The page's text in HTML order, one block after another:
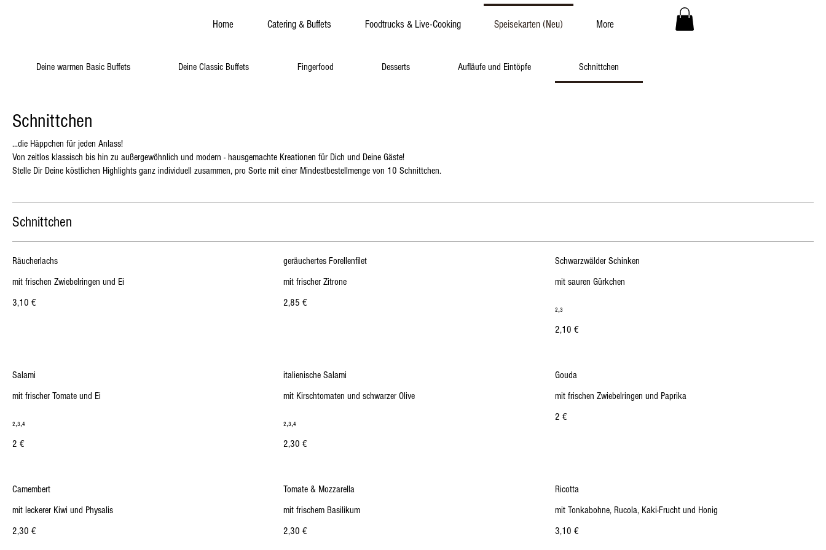
Home Catering & Buffets Foodtrucks & Live-Cooking Speisekarten (Neu) More
Deine warmen Basic Buffets Deine Classic Buffets Fingerfood Desserts Aufläufe und Eintöpfe Schnittchen
Schnittchen
...die Häppchen für jeden Anlass!
Von zeitlos klassisch bis hin zu außergewöhnlich und modern - hausgemachte Kreationen für Dich und Deine Gäste!
Stelle Dir Deine köstlichen Highlights ganz individuell zusammen, pro Sorte mit einer Mindestbestellmenge von 10 Schnittchen.
Schnittchen
Räucherlachs
mit frischen Zwiebelringen und Ei
3,10 €
geräuchertes Forellenfilet
mit frischer Zitrone
2,85 €
Schwarzwälder Schinken
mit sauren Gürkchen
₂,₃
2,10 €
Salami
mit frischer Tomate und Ei
₂,₃,₄
2 €
italienische Salami
mit Kirschtomaten und schwarzer Olive
₂,₃,₄
2,30 €
Gouda
mit frischen Zwiebelringen und Paprika
2 €
Camembert
mit leckerer Kiwi und Physalis
2,30 €
Tomate & Mozzarella
mit frischem Basilikum
2,30 €
Ricotta
mit Tonkabohne, Rucola, Kaki-Frucht und Honig
3,10 €